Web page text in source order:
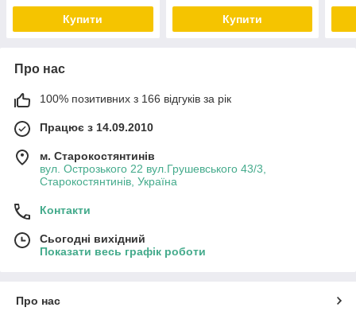
Купити Купити
Про нас
100% позитивних з 166 відгуків за рік
Працює з 14.09.2010
м. Старокостянтинів
вул. Острозького 22 вул.Грушевського 43/3,
Старокостянтинів, Україна
Контакти
Сьогодні вихідний
Показати весь графік роботи
Про нас